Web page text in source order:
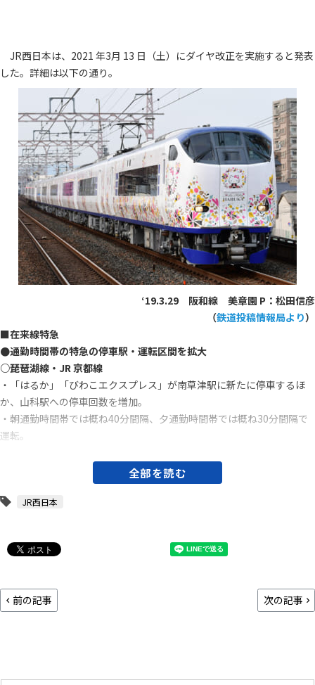
JR西日本は、2021 年3月 13 日（土）にダイヤ改正を実施すると発表
した。詳細は以下の通り。
‘19.3.29 阪和線 美章園 P：松田信彦
（鉄道投稿情報局より）
■在来線特急
●通勤時間帯の特急の停車駅・運転区間を拡大
○琵琶湖線・JR 京都線
・「はるか」「びわこエクスプレス」が南草津駅に新たに停車するほ
か、山科駅への停車回数を増加。
・朝通勤時間帯では概ね40分間隔、夕通勤時間帯では概ね30分間隔で
運転。
全部を読む
JR西日本
前の記事 次の記事